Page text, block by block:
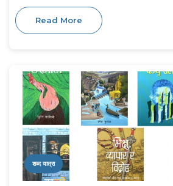
Read More
शब्द यात्रा